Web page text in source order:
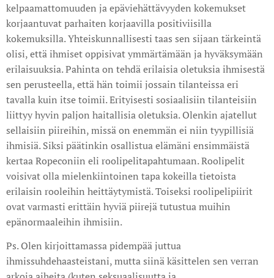
kelpaamattomuuden ja epäviehättävyyden kokemukset
korjaantuvat parhaiten korjaavilla positiviisilla
kokemuksilla. Yhteiskunnallisesti taas sen sijaan tärkeintä
olisi, että ihmiset oppisivat ymmärtämään ja hyväksymään
erilaisuuksia. Pahinta on tehdä erilaisia oletuksia ihmisestä
sen perusteella, että hän toimii jossain tilanteissa eri
tavalla kuin itse toimii. Erityisesti sosiaalisiin tilanteisiin
liittyy hyvin paljon haitallisia oletuksia. Olenkin ajatellut
sellaisiin piireihin, missä on enemmän ei niin tyypillisiä
ihmisiä. Siksi päätinkin osallistua elämäni ensimmäistä
kertaa Ropeconiin eli roolipelitapahtumaan. Roolipelit
voisivat olla mielenkiintoinen tapa kokeilla tietoista
erilaisin rooleihin heittäytymistä. Toiseksi roolipelipiirit
ovat varmasti erittäin hyviä piirejä tutustua muihin
epänormaaleihin ihmisiin.
Ps. Olen kirjoittamassa pidempää juttua
ihmissuhdehaasteistani, mutta siinä käsittelen sen verran